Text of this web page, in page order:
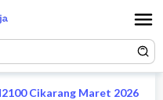
Cikarang Maret 2026